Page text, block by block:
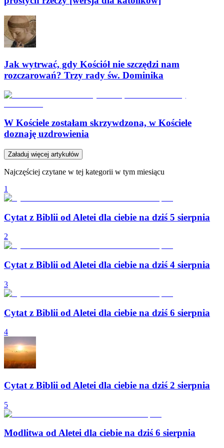
Jak wytrwać, gdy Kościół nie szczędzi nam
rozczarowań? Trzy rady św. Dominika
W Kościele zostałam skrzywdzona, w Kościele
doznaję uzdrowienia
Załaduj więcej artykułów
Najczęściej czytane w tej kategorii w tym miesiącu
1
Cytat z Biblii od Aletei dla ciebie na dziś 5 sierpnia
2
Cytat z Biblii od Aletei dla ciebie na dziś 4 sierpnia
3
Cytat z Biblii od Aletei dla ciebie na dziś 6 sierpnia
4
Cytat z Biblii od Aletei dla ciebie na dziś 2 sierpnia
5
Modlitwa od Aletei dla ciebie na dziś 6 sierpnia